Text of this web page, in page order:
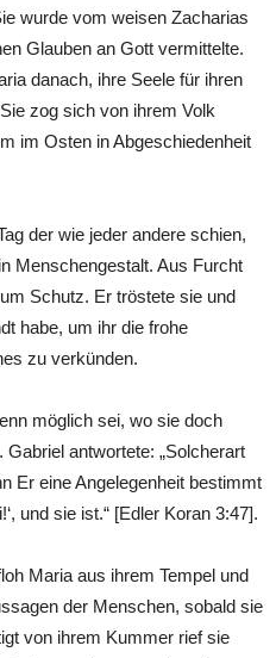
wurde vom weisen Zacharias
Glauben an Gott vermittelte.
danach, ihre Seele für ihren
zog sich von ihrem Volk
im Osten in Abgeschiedenheit
der wie jeder andere schien,
Menschengestalt. Aus Furcht
Schutz. Er tröstete sie und
habe, um ihr die frohe
zu verkünden.
möglich sei, wo sie doch
antwortete: „Solcherart
Er eine Angelegenheit bestimmt
und sie ist.“ [Edler Koran 3:47].
Maria aus ihrem Tempel und
der Menschen, sobald sie
von ihrem Kummer rief sie